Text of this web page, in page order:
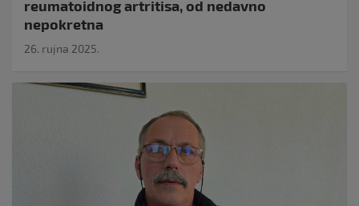
reumatoidnog artritisa, od nedavno
nepokretna
26. rujna 2025.